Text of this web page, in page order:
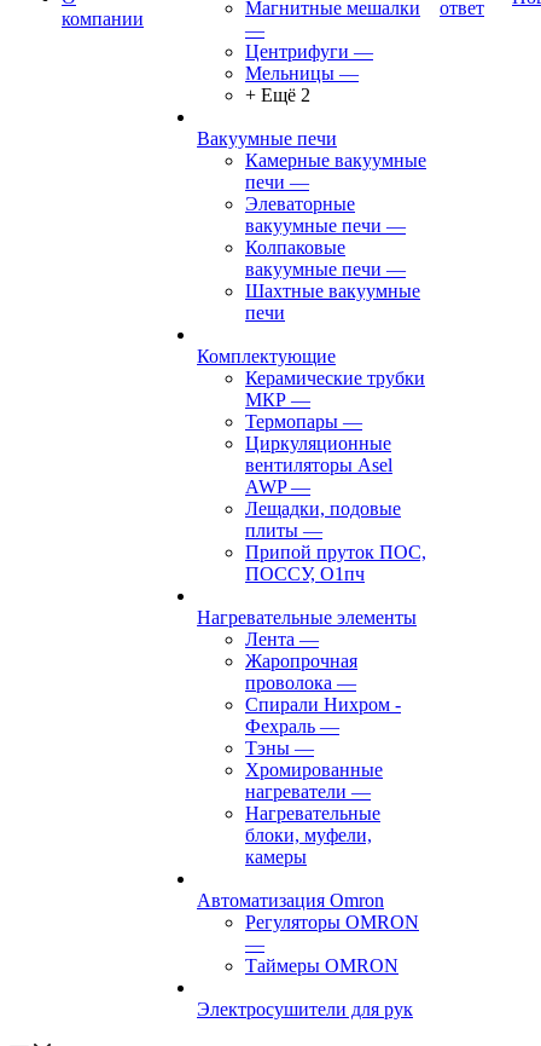
компании
Магнитные мешалки
—
Центрифуги —
Мельницы —
+ Ещё 2
Вакуумные печи
Камерные вакуумные
печи —
Элеваторные
вакуумные печи —
Колпаковые
вакуумные печи —
Шахтные вакуумные
печи
Комплектующие
Керамические трубки
МКР —
Термопары —
Циркуляционные
вентиляторы Asel
AWP—
Лещадки, подовые
плиты —
Припой пруток ПОС,
ПОССУ, О1пч
Нагревательные элементы
Лента —
Жаропрочная
проволока —
Спирали Нихром -
Фехраль —
Тэны —
Хромированные
нагреватели —
Нагревательные
блоки, муфели,
камеры
Автоматизация Omron
Регуляторы OMRON
—
Таймеры OMRON
Электросушители для рук
ответ